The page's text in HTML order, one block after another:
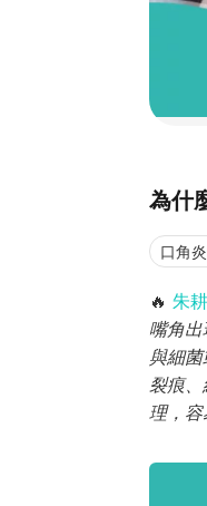
為什
口角
🔥朱
嘴角
與細
裂痕
理，容